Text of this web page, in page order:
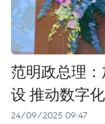
范明政总理
设 推动数字
24/09/2025 09:47